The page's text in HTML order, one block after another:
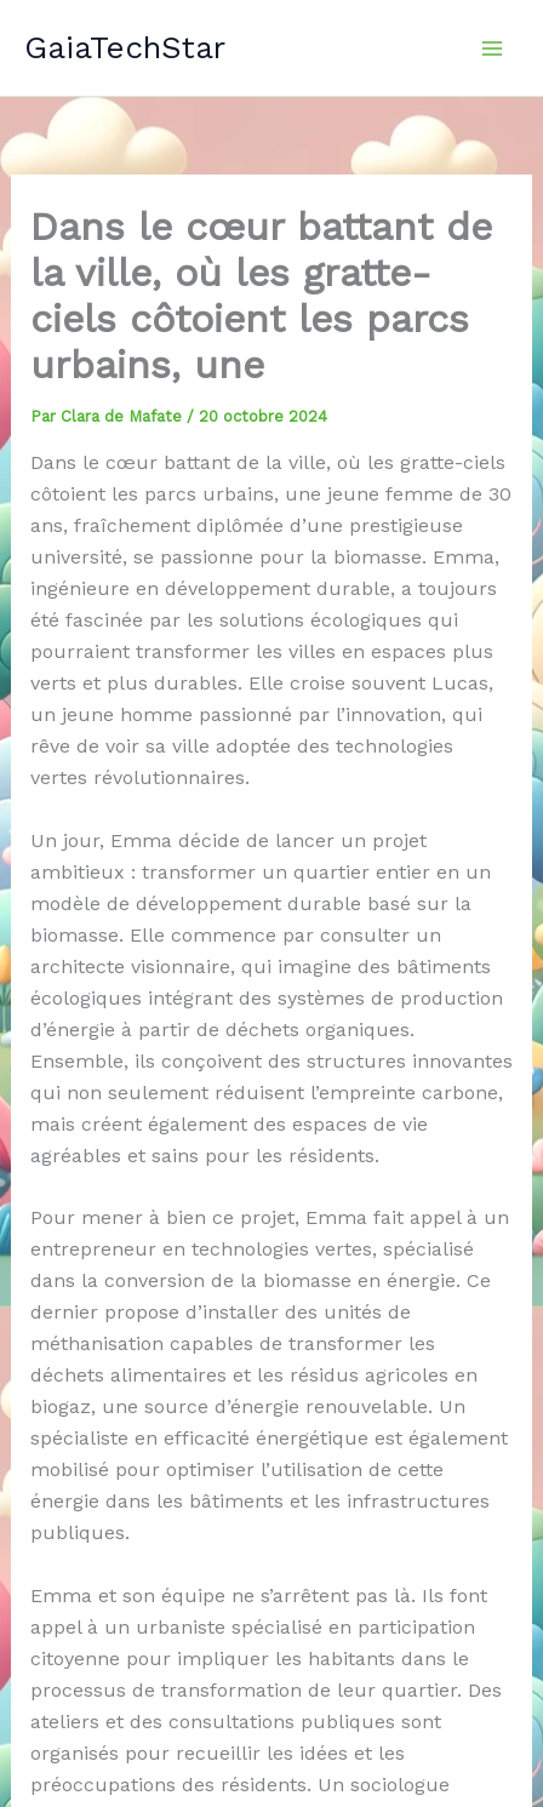
GaiaTechStar
Dans le cœur battant de
la ville, où les gratte-
ciels côtoient les parcs
urbains, une
Par Clara de Mafate / 20 octobre 2024
Dans le cœur battant de la ville, où les gratte-ciels
côtoient les parcs urbains, une jeune femme de 30
ans, fraîchement diplômée d’une prestigieuse
université, se passionne pour la biomasse. Emma,
ingénieure en développement durable, a toujours
été fascinée par les solutions écologiques qui
pourraient transformer les villes en espaces plus
verts et plus durables. Elle croise souvent Lucas,
un jeune homme passionné par l’innovation, qui
rêve de voir sa ville adoptée des technologies
vertes révolutionnaires.
Un jour, Emma décide de lancer un projet
ambitieux : transformer un quartier entier en un
modèle de développement durable basé sur la
biomasse. Elle commence par consulter un
architecte visionnaire, qui imagine des bâtiments
écologiques intégrant des systèmes de production
d’énergie à partir de déchets organiques.
Ensemble, ils conçoivent des structures innovantes
qui non seulement réduisent l’empreinte carbone,
mais créent également des espaces de vie
agréables et sains pour les résidents.
Pour mener à bien ce projet, Emma fait appel à un
entrepreneur en technologies vertes, spécialisé
dans la conversion de la biomasse en énergie. Ce
dernier propose d’installer des unités de
méthanisation capables de transformer les
déchets alimentaires et les résidus agricoles en
biogaz, une source d’énergie renouvelable. Un
spécialiste en efficacité énergétique est également
mobilisé pour optimiser l’utilisation de cette
énergie dans les bâtiments et les infrastructures
publiques.
Emma et son équipe ne s’arrêtent pas là. Ils font
appel à un urbaniste spécialisé en participation
citoyenne pour impliquer les habitants dans le
processus de transformation de leur quartier. Des
ateliers et des consultations publiques sont
organisés pour recueillir les idées et les
préoccupations des résidents. Un sociologue